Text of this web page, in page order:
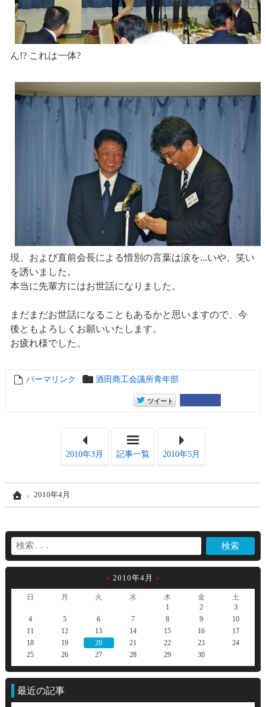
ん!? これは一体?
現、および直前会長による惜別の言葉は涙を...いや、笑い
を誘いました。
本当に先輩方にはお世話になりました。
まだまだお世話になることもあるかと思いますので、今
後ともよろしくお願いいたします。
お疲れ様でした。
entry5680
パーマリンク 酒田商工会議所青年部
entry5680
ツイート
2010年3月 記事一覧 2010年5月
Home2010年4月
« 2010年4月 »
日 月 火 水 木 金
土
1
2
3
4
5 6 7 8 9
10
11
12 13 14 15 16
17
18
19 20 21 22 23
24
25
26 27 28 29 30
最近の記事